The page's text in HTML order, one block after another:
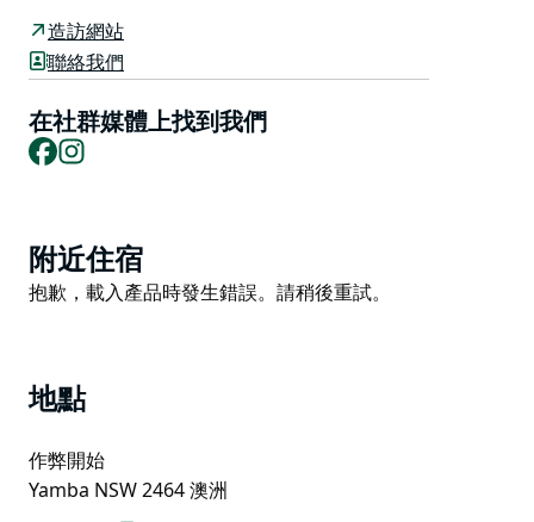
業、藝術家、音樂家和表演者將把小鎮各處的場所改造成
集演出場地、畫廊和創意空間於一體的場所，邀請遊客和
當地居民以前所未有的方式體驗揚巴。
Jamba 藝術節擁有超過 22 個現場音樂演出場地、17 個
藝術路線、工作坊、市集、適合家庭的活動以及獨具特色
完整的活動安排、購票資訊和活動詳情現已在網站上公
佈。
造訪網站
聯絡我們
在社群媒體上找到我們
Facebook
Product
List
附近住宿
Product
抱歉，載入產品時發生錯誤。請稍後重試。
地點
作弊開始
Yamba NSW 2464 澳洲